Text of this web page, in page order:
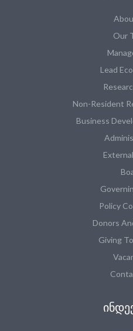
Our
Lead
Non-Resident
Business
Policy
Donors
Giving